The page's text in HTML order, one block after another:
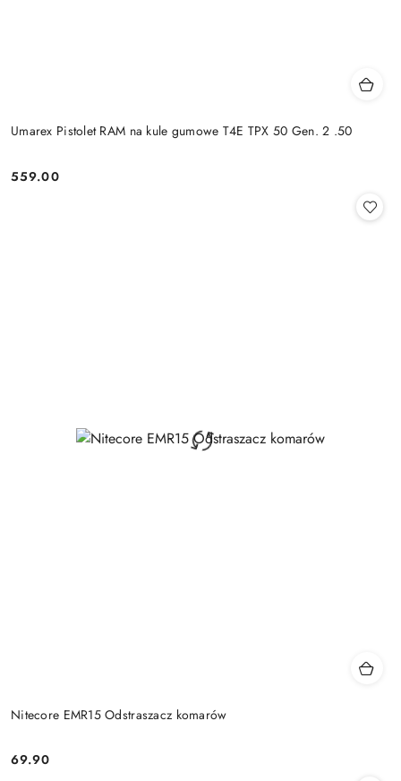
Umarex Pistolet RAM na kule gumowe T4E TPX 50 Gen. 2 .50
Cena:
559.00
Nitecore EMR15 Odstraszacz komarów
Cena:
69.90